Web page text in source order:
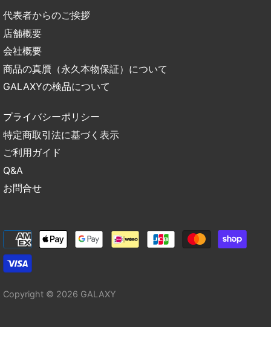
代表者からのご挨拶
店舗概要
会社概要
商品の真贋（永久本物保証）について
GALAXYの検品について
プライバシーポリシー
特定商取引法に基づく表示
ご利用ガイド
Q&A
お問合せ
Copyright © 2026 GALAXY